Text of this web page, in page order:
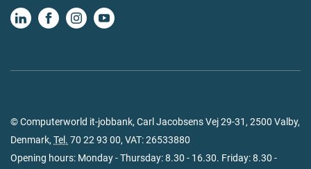
© Computerworld it-jobbank, Carl Jacobsens Vej 29-31, 2500 Valby,
Denmark, Tel. 70 22 93 00, VAT: 26533880
Opening hours: Monday - Thursday: 8.30 - 16.30. Friday: 8.30 -